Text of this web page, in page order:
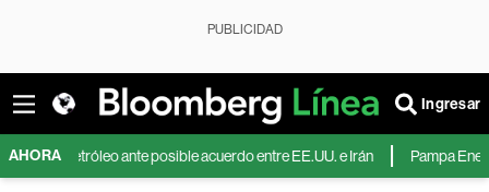
PUBLICIDAD
Ingresar
AHORA
petróleo ante posible acuerdo entre EE.UU. e Irán Pampa Energía